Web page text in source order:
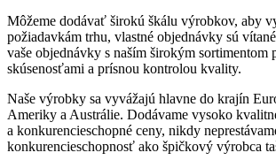
Môžeme dodávať širokú škálu výrobkov, aby
požiadavkám trhu, vlastné objednávky sú
vaše objednávky s naším širokým sortimentom
skúsenosťami a prísnou kontrolou kvality.
Naše výrobky sa vyvážajú hlavne do krajín
Ameriky a Austrálie. Dodávame vysoko
a konkurencieschopné ceny, nikdy
konkurencieschopnosť ako špičkový výrobca